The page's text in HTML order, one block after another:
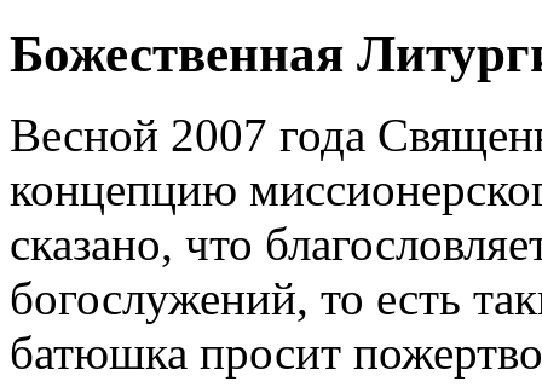
Божественная
Весной 2007 года
концепцию
сказано, что
богослужений, то есть
батюшка просит